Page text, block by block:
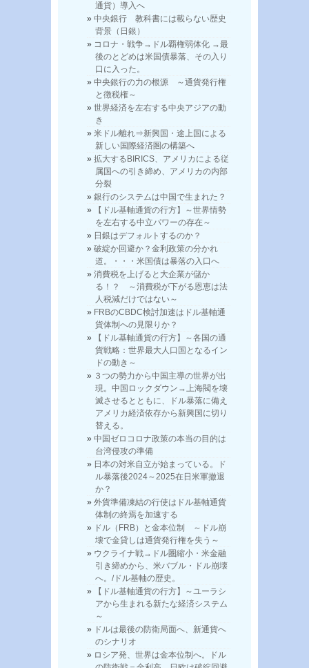
通貨）導入へ
中央銀行 教科書には載らない歴史
背景（日銀）
コロナ・戦争→ドル覇権弱体化 →最
後のとどめは米国債暴落、その入り
口に入った。
中央銀行の力の根源 ～通貨発行権
と徴税権～
世界経済を左右する中央アジアの動
き
米ドル離れ⇒新興国・途上国による
新しい国際経済圏の構築へ
拡大するBIRICS、アメリカによる従
属国への引き締め、アメリカの内部
分裂
銀行のシステムは中国で生まれた？
【ドル基軸通貨の行方】～世界情勢
を左右する中立パワーの存在～
日銀はデフォルトするのか？
破綻か回避か？金利政策の分かれ
道。・・・米国債は暴落の入口へ
消費税を上げると大企業が儲か
る！？ ～消費税が下がる恩恵は法
人税減だけではない～
FRBのCBDC検討加速はドル基軸通
貨体制への見限りか？
【ドル基軸通貨の行方】～各国の通
貨戦略：世界最大人口国となるイン
ドの動き～
３つの勢力から中国主導の世界が出
現。中国ロックダウン→上海閥を壊
滅させるとともに、ドル暴落に備え
アメリカ経済依存から新興国に切り
替える。
中国ゼロコロナ政策の本当の目的は
台湾侵攻の準備
日本の対米自立が始まっている。ド
ル暴落後2024～2025在日米軍撤退
か？
外貨準備凍結の行使はドル基軸通貨
体制の終焉を加速する
ドル（FRB）と金本位制 ～ドル崩
壊で金貸しは通貨発行権を失う～
ウクライナ戦→ドル圏縮小・米金融
引き締めから、米バブル・ドル崩壊
へ。/ドル基軸の歴史。
【ドル基軸通貨の行方】～ユーラシ
アから生まれる新たな経済システム
～
ドルは最後の防衛局面へ、新通貨へ
のシナリオ
ロシア発、世界は金本位制へ。ドル